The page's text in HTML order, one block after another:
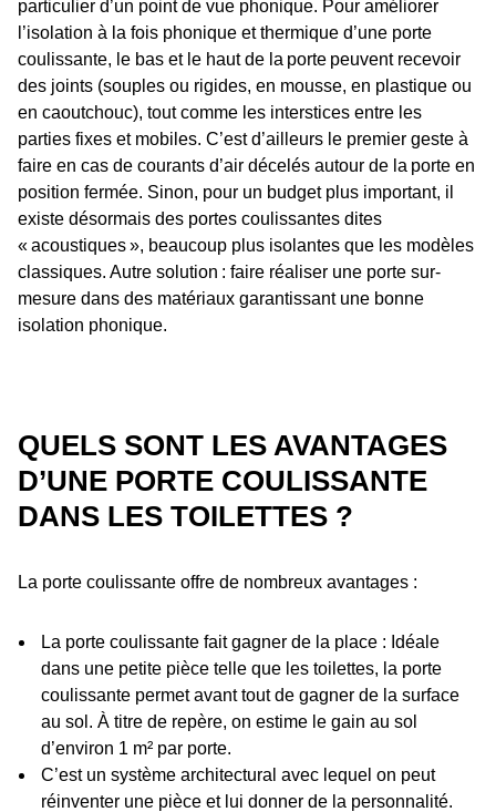
particulier d’un point de vue phonique. Pour améliorer
l’isolation à la fois phonique et thermique d’une porte
coulissante, le bas et le haut de la porte peuvent recevoir
des joints (souples ou rigides, en mousse, en plastique ou
en caoutchouc), tout comme les interstices entre les
parties fixes et mobiles. C’est d’ailleurs le premier geste à
faire en cas de courants d’air décelés autour de la porte en
position fermée. Sinon, pour un budget plus important, il
existe désormais des portes coulissantes dites
« acoustiques », beaucoup plus isolantes que les modèles
classiques. Autre solution : faire réaliser une porte sur-
mesure dans des matériaux garantissant une bonne
isolation phonique.
QUELS SONT LES AVANTAGES
D’UNE PORTE COULISSANTE
DANS LES TOILETTES ?
La porte coulissante offre de nombreux avantages :
La porte coulissante fait gagner de la place : Idéale
dans une petite pièce telle que les toilettes, la porte
coulissante permet avant tout de gagner de la surface
au sol. À titre de repère, on estime le gain au sol
d’environ 1 m² par porte.
C’est un système architectural avec lequel on peut
réinventer une pièce et lui donner de la personnalité.